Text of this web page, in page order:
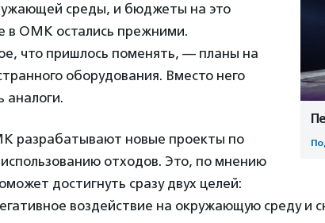
среды, и бюджеты на это
в ОМК остались прежними.
что пришлось поменять, — планы на
оборудования. Вместо него
аналоги.
разрабатывают новые проекты по
отходов. Это, по мнению
достигнуть сразу двух целей:
воздействие на окружающую среду и